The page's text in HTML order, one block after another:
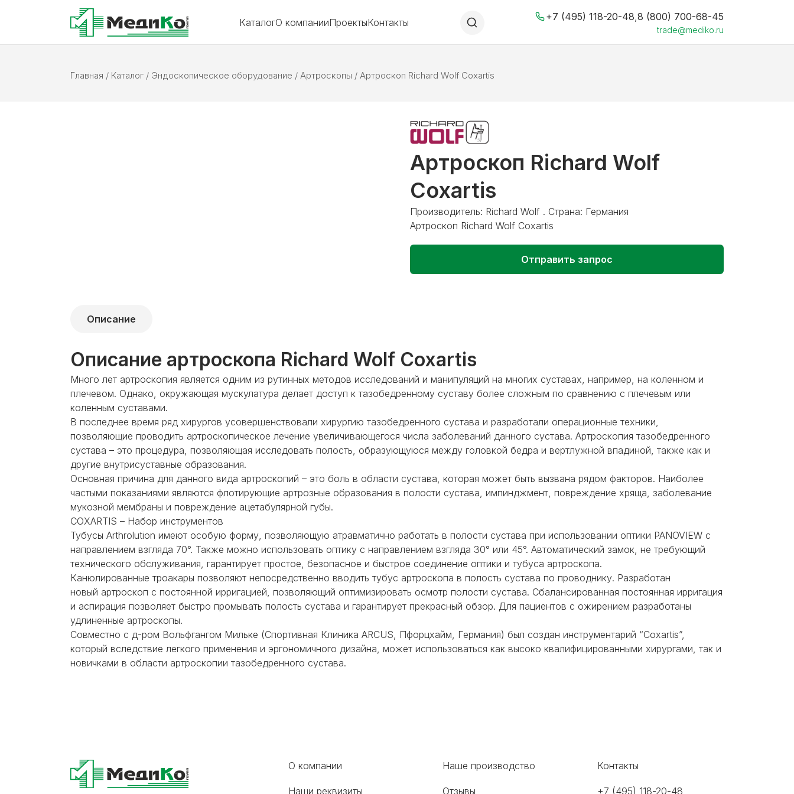
КаталогО компанииПроектыКонтакты
+7 (495) 118-20-48 8 (800) 700-68-45
trade@mediko.ru
Главная / Каталог / Эндоскопическое оборудование / Артроскопы / Артроскоп Richard Wolf Coxartis
Артроскоп Richard Wolf
Coxartis
Производитель: Richard Wolf . Страна: Германия
Артроскоп Richard Wolf Coxartis
Отправить запрос
Описание
Описание артроскопа Richard Wolf Coxartis
Много лет артроскопия является одним из рутинных методов исследований и манипуляций на многих суставах, например, на коленном и
плечевом. Однако, окружающая мускулатура делает доступ к тазобедренному суставу более сложным по сравнению с плечевым или
коленным суставами.
В последнее время ряд хирургов усовершенствовали хирургию тазобедренного сустава и разработали операционные техники,
позволяющие проводить артроскопическое лечение увеличивающегося числа заболеваний данного сустава. Артроскопия тазобедренного
сустава – это процедура, позволяющая исследовать полость, образующуюся между головкой бедра и вертлужной впадиной, также как и
другие внутрисуставные образования.
Основная причина для данного вида артроскопий – это боль в области сустава, которая может быть вызвана рядом факторов. Наиболее
частыми показаниями являются флотирующие артрозные образования в полости сустава, импинджмент, повреждение хряща, заболевание
мукозной мембраны и повреждение ацетабулярной губы.
COXARTIS – Набор инструментов
Тубусы Arthrolution имеют особую форму, позволяющую атравматично работать в полости сустава при использовании оптики PANOVIEW с
направлением взгляда 70°. Также можно использовать оптику с направлением взгляда 30° или 45°. Автоматический замок, не требующий
технического обслуживания, гарантирует простое, безопасное и быстрое соединение оптики и тубуса артроскопа.
Канюлированные троакары позволяют непосредственно вводить тубус артроскопа в полость сустава по проводнику. Разработан
новый артроскоп с постоянной ирригацией, позволяющий оптимизировать осмотр полости сустава. Сбалансированная постоянная ирригация
и аспирация позволяет быстро промывать полость сустава и гарантирует прекрасный обзор. Для пациентов с ожирением разработаны
удлиненные артроскопы.
Совместно с д-ром Вольфгангом Мильке (Спортивная Клиника ARCUS, Пфорцхайм, Германия) был создан инструментарий “Coxartis”,
который вследствие легкого применения и эргономичного дизайна, может использоваться как высоко квалифицированными хирургами, так и
новичками в области артроскопии тазобедренного сустава.
О компании
Наши реквизиты
Наше производство
Отзывы
Контакты
+7 (495) 118-20-48